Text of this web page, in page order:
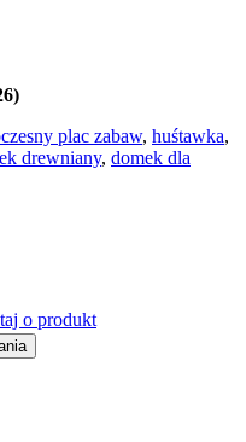
plac zabaw, huśtawka,
drewniany, domek dla
o produkt